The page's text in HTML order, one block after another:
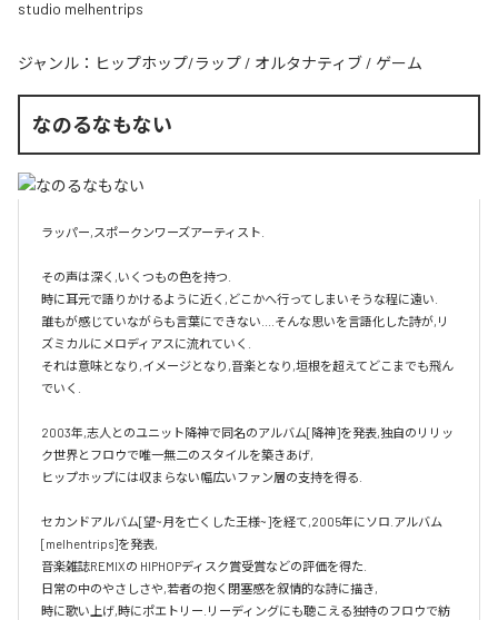
studio melhentrips
ジャンル： ヒップホップ/ラップ / オルタナティブ / ゲーム
なのるなもない
ラッパー,スポークンワーズアーティスト.
その声は深く,いくつもの色を持つ.
時に耳元で語りかけるように近く,どこかへ行ってしまいそうな程に遠い.
誰もが感じていながらも言葉にできない....そんな思いを言語化した詩が,リ
ズミカルにメロディアスに流れていく.
それは意味となり,イメージとなり,音楽となり,垣根を超えてどこまでも飛ん
でいく.
2003年,志人とのユニット降神で同名のアルバム[降神]を発表,独自のリリッ
ク世界とフロウで唯一無二のスタイルを築きあげ,
ヒップホップには収まらない幅広いファン層の支持を得る.
セカンドアルバム[望~月を亡くした王様~]を経て,2005年にソロ.アルバム
[melhentrips]を発表,
音楽雑誌REMIXの HIPHOPディスク賞受賞などの評価を得た.
日常の中のやさしさや,若者の抱く閉塞感を叙情的な詩に描き,
時に歌い上げ,時にポエトリー.リーディングにも聴こえる独特のフロウで紡